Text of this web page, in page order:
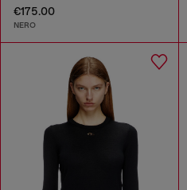
€175.00
NERO